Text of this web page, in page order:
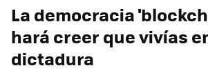
La democracia
hará creer que vivías
dictadura